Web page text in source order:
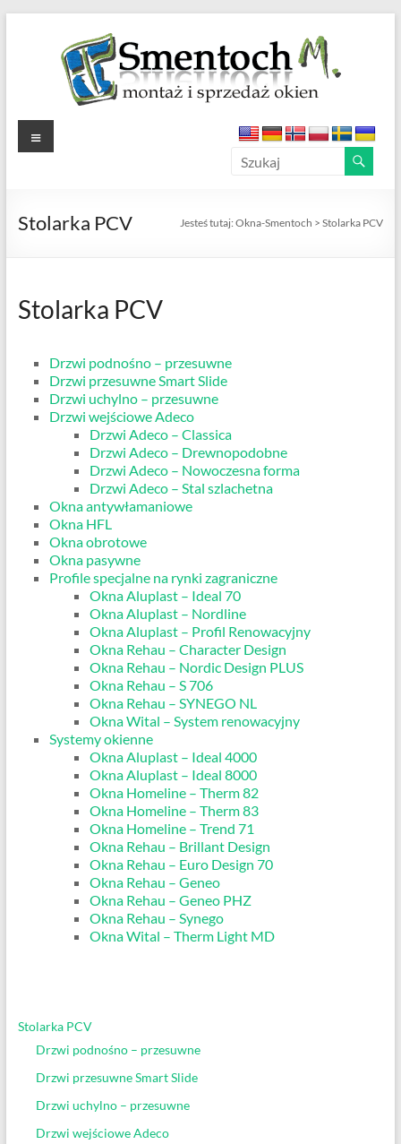
Okna-
PCV
Drewniane
Menu
Stolarka PCV Jesteś tutaj:Okna-Smentoch >Stolarka PCV
Stolarka PCV
Drzwi podnośno – przesuwne
Drzwi przesuwne Smart Slide
Drzwi uchylno – przesuwne
Drzwi wejściowe Adeco
Drzwi Adeco – Classica
Drzwi Adeco – Drewnopodobne
Drzwi Adeco – Nowoczesna forma
Drzwi Adeco – Stal szlachetna
Okna antywłamaniowe
Okna HFL
Okna obrotowe
Okna pasywne
Profile specjalne na rynki zagraniczne
Okna Aluplast – Ideal 70
Okna Aluplast – Nordline
Okna Aluplast – Profil Renowacyjny
Okna Rehau – Character Design
Okna Rehau – Nordic Design PLUS
Okna Rehau – S 706
Okna Rehau – SYNEGO NL
Okna Wital – System renowacyjny
Systemy okienne
Okna Aluplast – Ideal 4000
Okna Aluplast – Ideal 8000
Okna Homeline – Therm 82
Okna Homeline – Therm 83
Okna Homeline – Trend 71
Okna Rehau – Brillant Design
Okna Rehau – Euro Design 70
Okna Rehau – Geneo
Okna Rehau – Geneo PHZ
Okna Rehau – Synego
Okna Wital – Therm Light MD
Stolarka PCV
Drzwi podnośno – przesuwne
Drzwi przesuwne Smart Slide
Drzwi uchylno – przesuwne
Drzwi wejściowe Adeco